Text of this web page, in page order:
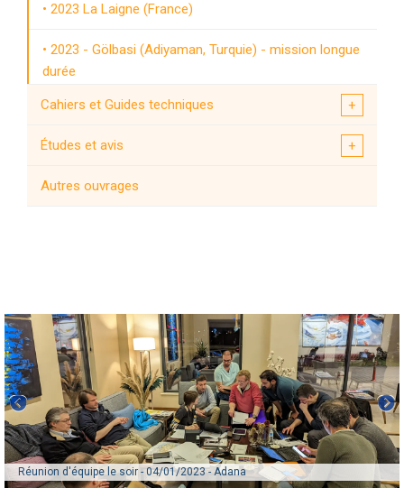
2023 La Laigne (France)
2023 - Gölbasi (Adiyaman, Turquie) - mission longue
durée
2023 Kahramanmaras (Turquie)
2022 Cianjur (Indonésie)
2019 Le Teil (France)
2017 Mexico
2016 Amatrice (Italie)
2014 - Ubaye
2012 Emilie Romagne (Italie)
2011 Lorca (Espagne)
Cahiers et Guides techniques
Études et avis
Autres ouvrages
Réunion d'équipe le soir - 04/01/2023 - Adana